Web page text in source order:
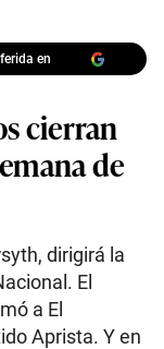
en
cierran
de
dirigirá la
El
a El
Aprista. Y en